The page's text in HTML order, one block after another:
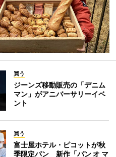
買う
ジーンズ移動販売の「デニム
マン」がアニバーサリーイベ
ント
買う
富士屋ホテル・ピコットが秋
季限定パン 新作「パン オ マ